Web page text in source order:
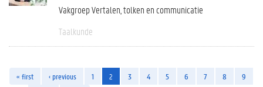
Vakgroep Vertalen, tolken en communicatie
Taalkunde
« first ‹ previous 1 2 3 4 5 6 7 8
9